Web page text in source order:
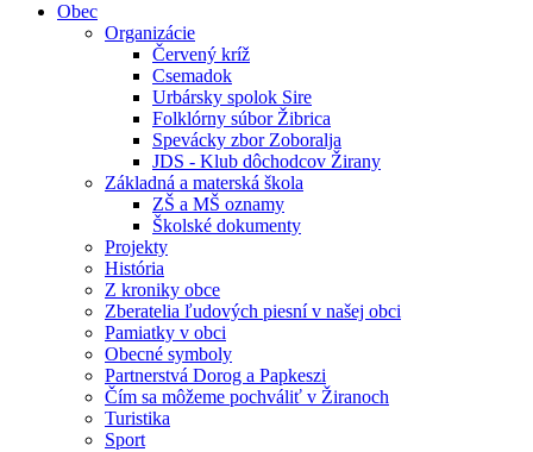
Obec
Organizácie
Červený kríž
Csemadok
Urbársky spolok Sire
Folklórny súbor Žibrica
Spevácky zbor Zoboralja
JDS - Klub dôchodcov Žirany
Základná a materská škola
ZŠ a MŠ oznamy
Školské dokumenty
Projekty
História
Z kroniky obce
Zberatelia ľudových piesní v našej obci
Pamiatky v obci
Obecné symboly
Partnerstvá Dorog a Papkeszi
Čím sa môžeme pochváliť v Žiranoch
Turistika
Sport